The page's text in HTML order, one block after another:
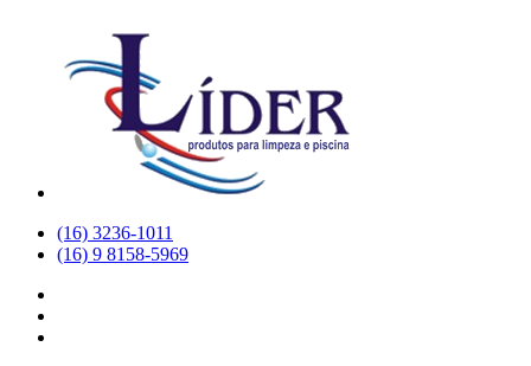
(16) 3236-1011
(16) 9 8158-5969